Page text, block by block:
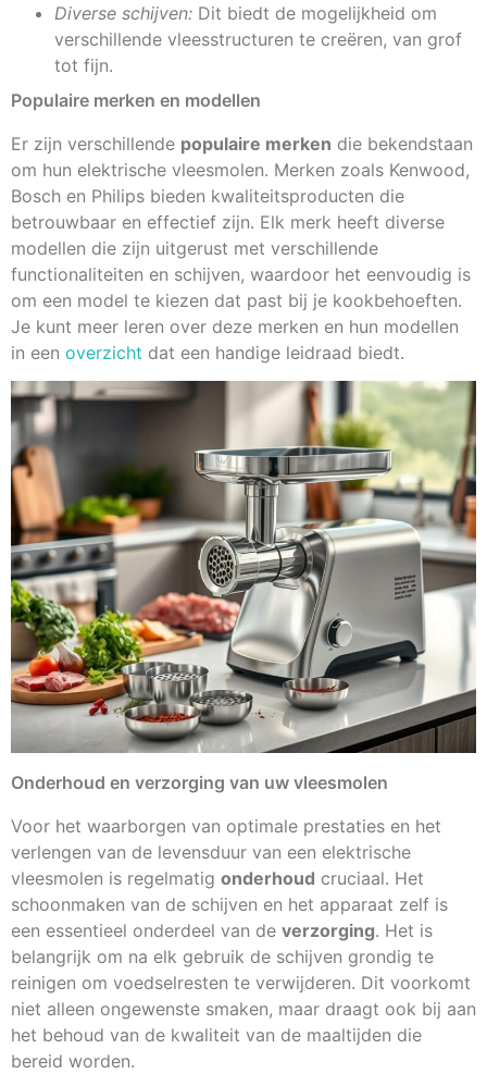
Diverse schijven: Dit biedt de mogelijkheid om
verschillende vleesstructuren te creëren, van grof
tot fijn.
Populaire merken en modellen
Er zijn verschillende populaire merken die bekendstaan
om hun elektrische vleesmolen. Merken zoals Kenwood,
Bosch en Philips bieden kwaliteitsproducten die
betrouwbaar en effectief zijn. Elk merk heeft diverse
modellen die zijn uitgerust met verschillende
functionaliteiten en schijven, waardoor het eenvoudig is
om een model te kiezen dat past bij je kookbehoeften.
Je kunt meer leren over deze merken en hun modellen
in een overzicht dat een handige leidraad biedt.
Onderhoud en verzorging van uw vleesmolen
Voor het waarborgen van optimale prestaties en het
verlengen van de levensduur van een elektrische
vleesmolen is regelmatig onderhoud cruciaal. Het
schoonmaken van de schijven en het apparaat zelf is
een essentieel onderdeel van de verzorging. Het is
belangrijk om na elk gebruik de schijven grondig te
reinigen om voedselresten te verwijderen. Dit voorkomt
niet alleen ongewenste smaken, maar draagt ook bij aan
het behoud van de kwaliteit van de maaltijden die
bereid worden.